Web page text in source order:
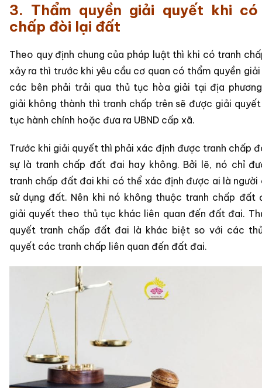
3. Thẩm quyền giải quyết khi
chấp đòi lại đất
Theo quy định chung của pháp luật thì khi có tranh
xảy ra thì trước khi yêu cầu cơ quan có thẩm quyền
các bên phải trải qua thủ tục hòa giải tại địa
giải không thành thì tranh chấp trên sẽ được giải
tục hành chính hoặc đưa ra UBND cấp xã.
Trước khi giải quyết thì phải xác định được tranh chấp
sự là tranh chấp đất đai hay không. Bởi lẽ, nó chỉ
tranh chấp đất đai khi có thể xác định được ai là người
sử dụng đất. Nên khi nó không thuộc tranh chấp đất
giải quyết theo thủ tục khác liên quan đến đất đai.
quyết tranh chấp đất đai là khác biệt so với các
quyết các tranh chấp liên quan đến đất đai.